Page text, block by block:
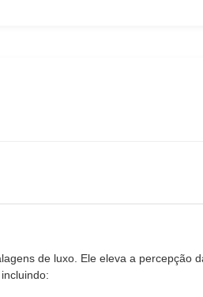
de luxo. Ele eleva a percepção